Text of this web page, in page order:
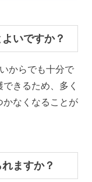
いですか？
からでも十分で
きるため、多く
かなくなることが
ますか？